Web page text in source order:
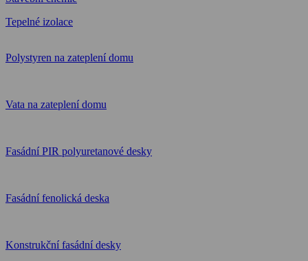
Tepelné izolace
Polystyren na zateplení domu
Vata na zateplení domu
Fasádní PIR polyuretanové desky
Fasádní fenolická deska
Konstrukční fasádní desky